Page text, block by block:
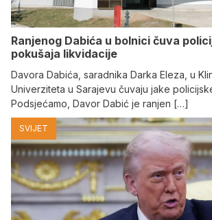
Ranjenog Dabića u bolnici čuva
pokušaja likvidacije
Davora Dabića, saradnika Darka Eleza, u
Univerziteta u Sarajevu čuvaju jake
Podsjećamo, Davor Dabić je ranjen […]
SVIJET